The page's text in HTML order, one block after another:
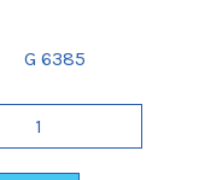
G 6385